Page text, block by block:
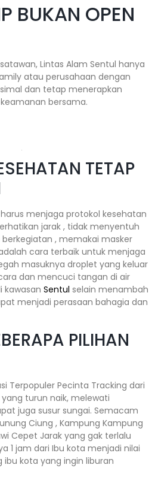
BUKAN OPEN
Lintas Alam Sentul hanya
atau perusahaan dengan
dan tetap menerapkan
bersama.
TETAP
menjaga protokol kesehatan
jarak , tidak menyentuh
, memakai masker
cara terbaik untuk menjaga
masuknya droplet yang keluar
dan mencuci tangan di air
kawasan Sentul selain menambah
menjadi perasaan bahagia dan
PILIHAN
Terpopuler Pecinta Tracking dari
turun naik, melewati
juga susur sungai. Semacam
Ciung , Kampung Kampung
Cepet Jarak yang gak terlalu
1 jam dari Ibu kota menjadi nilai
kota yang ingin liburan